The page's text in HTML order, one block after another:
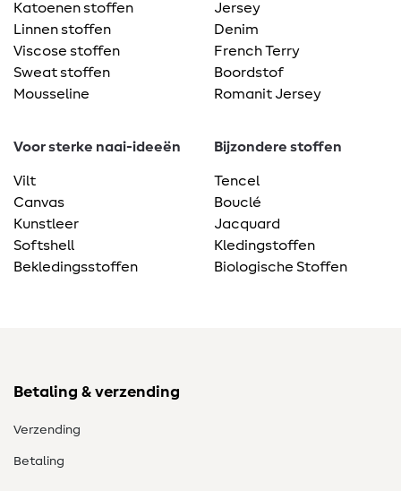
Katoenen stoffen
Linnen stoffen
Viscose stoffen
Sweat stoffen
Mousseline
Jersey
Denim
French Terry
Boordstof
Romanit Jersey
Voor sterke naai-ideeën
Vilt
Canvas
Kunstleer
Softshell
Bekledingsstoffen
Bijzondere stoffen
Tencel
Bouclé
Jacquard
Kledingstoffen
Biologische Stoffen
Betaling & verzending
Verzending
Betaling